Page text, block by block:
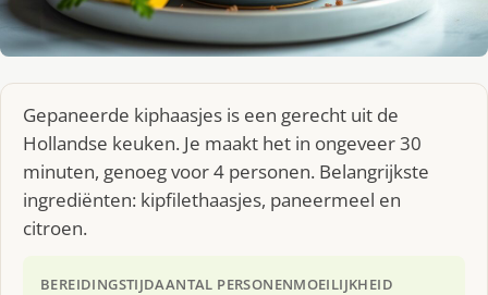
Gepaneerde kiphaasjes is een gerecht uit de
Hollandse keuken. Je maakt het in ongeveer 30
minuten, genoeg voor 4 personen. Belangrijkste
ingrediënten: kipfilethaasjes, paneermeel en
citroen.
BEREIDINGSTIJDAANTAL PERSONENMOEILIJKHEID